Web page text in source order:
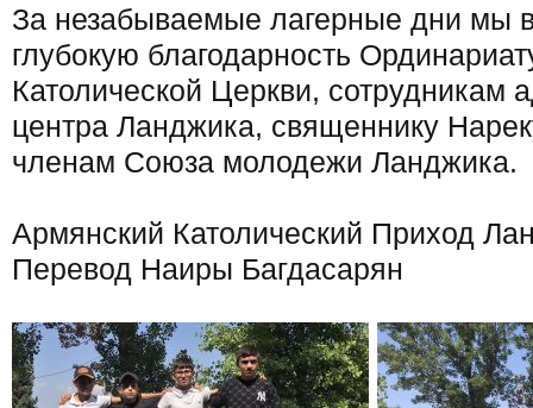
За незабываемые лагерные дни мы
глубокую благодарность
Католической Церкви, сотрудникам
центра Ланджика, священнику
членам Союза молодежи Ланджика.
Армянский Католический Приход
Перевод Наиры Багдасарян